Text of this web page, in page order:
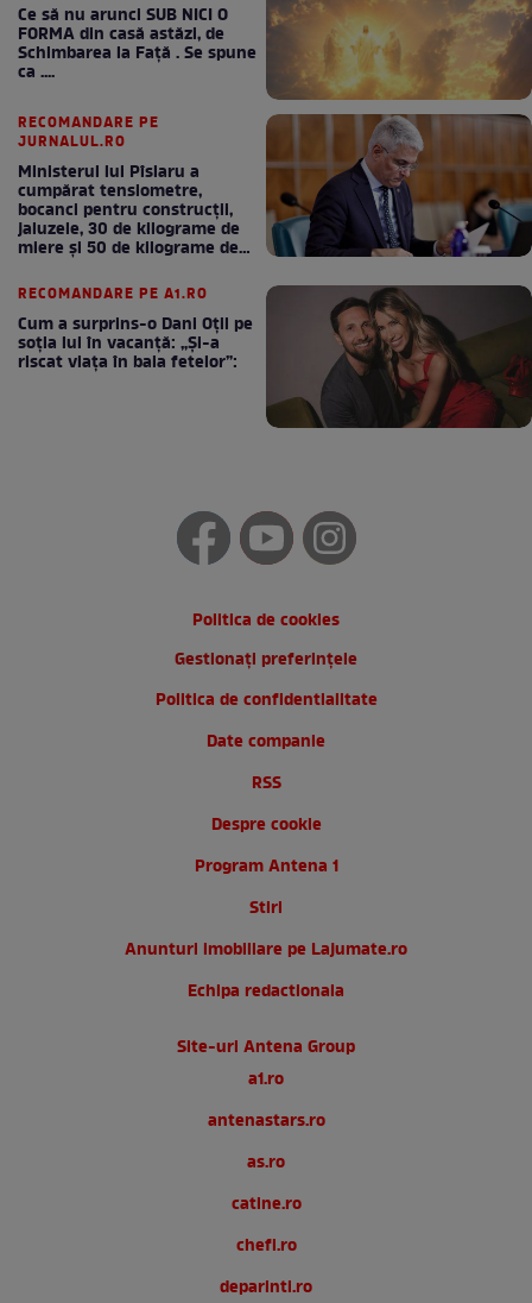
Ce să nu arunci SUB NICI O
FORMA din casă astăzi, de
Schimbarea la Față . Se spune
ca ....
RECOMANDARE PE
JURNALUL.RO
Ministerul lui Pîslaru a
cumpărat tensiometre,
bocanci pentru construcții,
jaluzele, 30 de kilograme de
miere și 50 de kilograme de
RECOMANDARE PE A1.RO
Cum a surprins-o Dani Oțil pe
soția lui în vacanță: „Și-a
riscat viața în baia fetelor”:
Politica de cookies
Gestionați preferințele
Politica de confidentialitate
Date companie
RSS
Despre cookie
Program Antena 1
Stiri
Anunturi imobiliare pe Lajumate.ro
Echipa redactionala
Site-uri Antena Group
a1.ro
antenastars.ro
as.ro
catine.ro
chefi.ro
deparinti.ro